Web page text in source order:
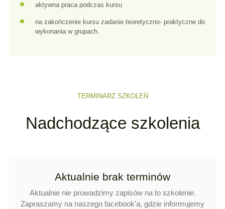
aktywna praca podczas kursu
na zakończenie kursu zadanie teoretyczno- praktyczne do
wykonania w grupach.
TERMINARZ SZKOLEŃ
Nadchodzące szkolenia
Aktualnie brak terminów
Aktualnie nie prowadzimy zapisów na to szkolenie.
Zapraszamy na naszego facebook'a, gdzie informujemy